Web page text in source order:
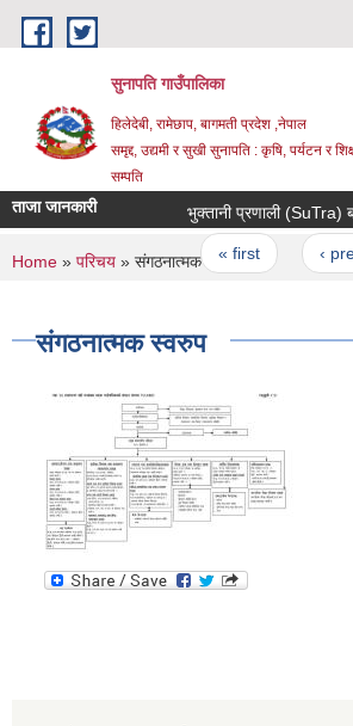
Skip to main content
सुनापति गाउँपालिका
हिलेदेबी, रामेछाप, बागमती प्रदेश ,नेपाल
समृद्द, उद्यमी र सुखी सुनापति : कृषि, पर्यटन र
सम्पति
ताजा जानकारी भुक्तानी प्रणाली (SuTra) बन्द
Pages
« first ‹
You are here
Home » परिचय » संगठनात्मक स्वरुप
संगठनात्मक स्वरुप